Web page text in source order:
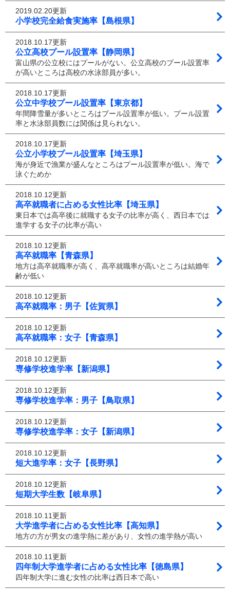
2019.02.20更新
小学校完全給食実施率【島根県】
2018.10.17更新
公立高校プール設置率【静岡県】
富山県の公立校にはプールがない。公立高校のプール設置率
が高いところは高校の水泳部員が多い。
2018.10.17更新
公立中学校プール設置率【東京都】
年間降雪量が多いところはプール設置率が低い。プール設置
率と水泳部員数には関係は見られない。
2018.10.17更新
公立小学校プール設置率【埼玉県】
海が身近で漁業が盛んなところはプール設置率が低い。海で
泳ぐためか
2018.10.12更新
高卒就職者に占める女性比率【埼玉県】
東日本では高卒後に就職する女子の比率が高く、西日本では
進学する女子の比率が高い
2018.10.12更新
高卒就職率【青森県】
地方は高卒就職率が高く、高卒就職率が高いところは結婚年
齢が低い
2018.10.12更新
高卒就職率：男子【佐賀県】
2018.10.12更新
高卒就職率：女子【青森県】
2018.10.12更新
専修学校進学率【新潟県】
2018.10.12更新
専修学校進学率：男子【鳥取県】
2018.10.12更新
専修学校進学率：女子【新潟県】
2018.10.12更新
短大進学率：女子【長野県】
2018.10.12更新
短期大学生数【岐阜県】
2018.10.11更新
大学進学者に占める女性比率【高知県】
地方の方が男女の進学熱に差があり、女性の進学熱が高い
2018.10.11更新
四年制大学進学者に占める女性比率【徳島県】
四年制大学に進む女性の比率は西日本で高い